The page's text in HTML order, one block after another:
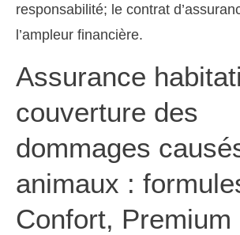
responsabilité; le contrat
l’ampleur financière.
Assurance
couverture des
dommages
animaux :
Confort, Premium